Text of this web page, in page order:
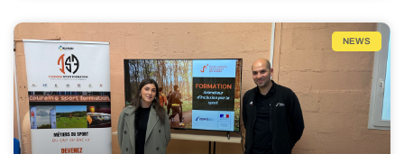
NEWS